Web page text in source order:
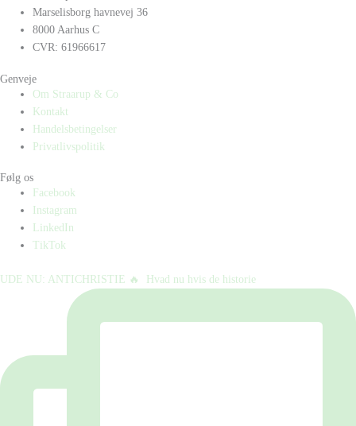
Marselisborg havnevej 36
8000 Aarhus C
CVR: 61966617
Genveje
Om Straarup & Co
Kontakt
Handelsbetingelser
Privatlivspolitik
Følg os
Facebook
Instagram
LinkedIn
TikTok
UDE NU: ANTICHRISTIE 🔥⁠ ⁠ Hvad nu hvis de historie